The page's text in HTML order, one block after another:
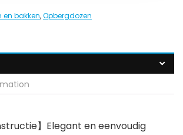
en bakken,Opbergdozen
】Elegant en eenvoudig